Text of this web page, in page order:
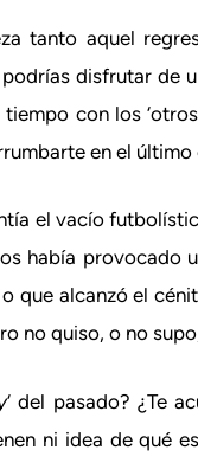
tanto aquel
disfrutar de
con los
en el
el vacío
había provocado
o que alcanzó el
no quiso, o no
‘ del pasado? ¿Te
ni idea de qué